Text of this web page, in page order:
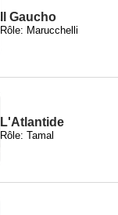
Il Gaucho
Rôle: Marucchelli
L'Atlantide
Rôle: Tamal